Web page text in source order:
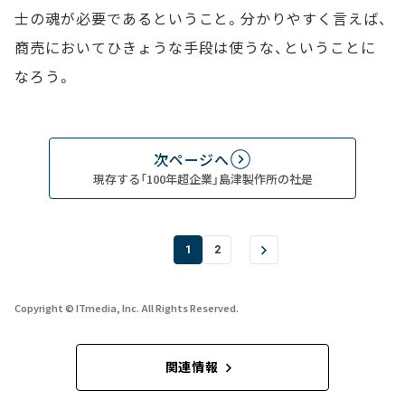
士の魂が必要であるということ。分かりやすく言えば、
商売においてひきょうな手段は使うな、ということに
なろう。
次ページへ
現存する「100年超企業」島津製作所の社是
1 2
Copyright © ITmedia, Inc. All Rights Reserved.
関連情報